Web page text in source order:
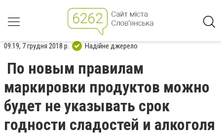
09:19, 7 грудня 2018 р. Надійне джерело
По новым правилам
маркировки продуктов можно
будет не указывать срок
годности сладостей и алкоголя